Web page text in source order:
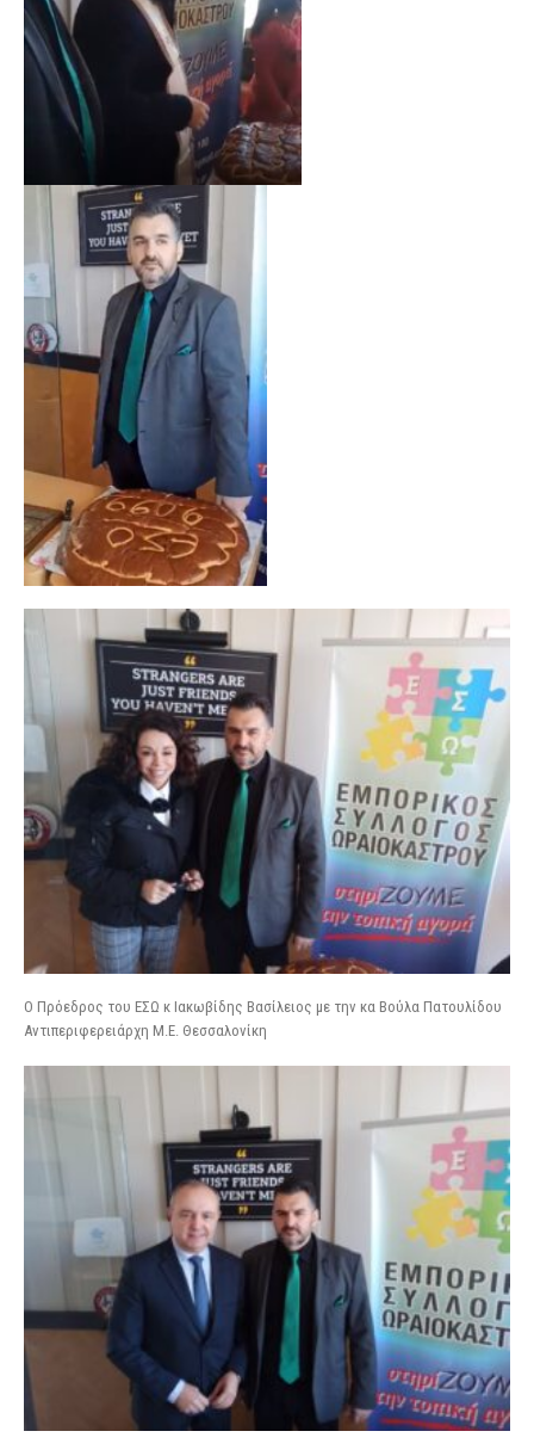
Ο Πρόεδρος του ΕΣΩ κ Ιακωβίδης Βασίλειος με την κα Βούλα Πατουλίδου
Αντιπεριφερειάρχη Μ.Ε. Θεσσαλονίκη